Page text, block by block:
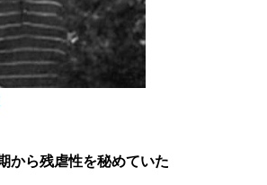
から残虐性を秘めていた